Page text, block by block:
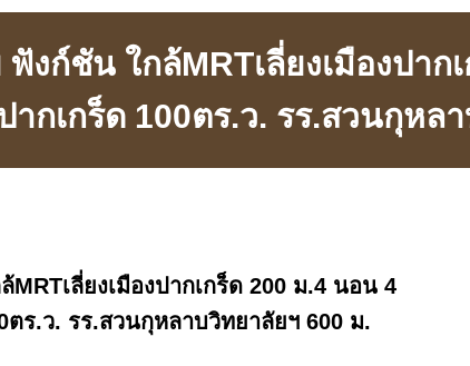
งก์ชัน ใกล้MRTเลี่ยงเมืองปาก
กเกร็ด 100ตร.ว. รร.สวนกุหล
เลี่ยงเมืองปากเกร็ด 200 ม.4 นอน 4
ร.ว. รร.สวนกุหลาบวิทยาลัยฯ 600 ม.